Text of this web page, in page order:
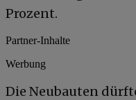
Prozent.
Partner-Inhalte
Werbung
Die Neubauten